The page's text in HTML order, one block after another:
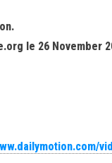
le 26 November